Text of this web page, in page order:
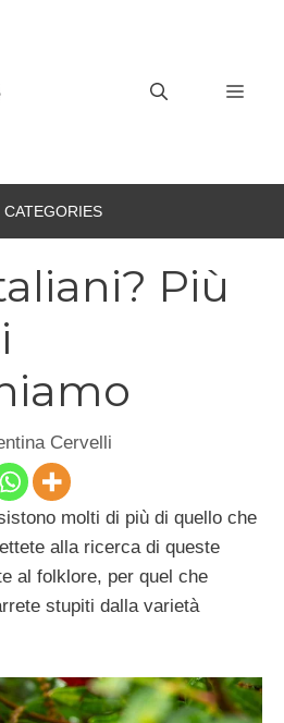
CATEGORIES
Più
Cervelli
molti di più di quello che
alla ricerca di queste
al folklore, per quel che
stupiti dalla varietà